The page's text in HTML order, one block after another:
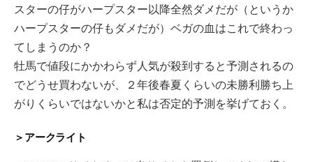
スターの仔がハープスター以降全然ダメだが（というか
ハープスターの仔もダメだが）ベガの血はこれで終わっ
てしまうのか？
牡馬で値段にかかわらず人気が殺到すると予測されるの
でどうせ買わないが、２年後春夏くらいの未勝利勝ち上
がりくらいではないかと私は否定的予測を挙げておく。
＞アークライト